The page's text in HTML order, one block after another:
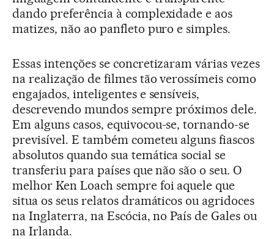
dando preferência à complexidade e aos
matizes, não ao panfleto puro e simples.
Essas intenções se concretizaram várias vezes
na realização de filmes tão verossímeis como
engajados, inteligentes e sensíveis,
descrevendo mundos sempre próximos dele.
Em alguns casos, equivocou-se, tornando-se
previsível. E também cometeu alguns fiascos
absolutos quando sua temática social se
transferiu para países que não são o seu. O
melhor Ken Loach sempre foi aquele que
situa os seus relatos dramáticos ou agridoces
na Inglaterra, na Escócia, no País de Gales ou
na Irlanda.